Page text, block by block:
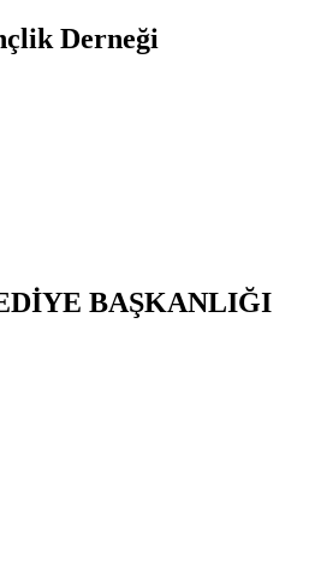
Derneği
BAŞKANLIĞI